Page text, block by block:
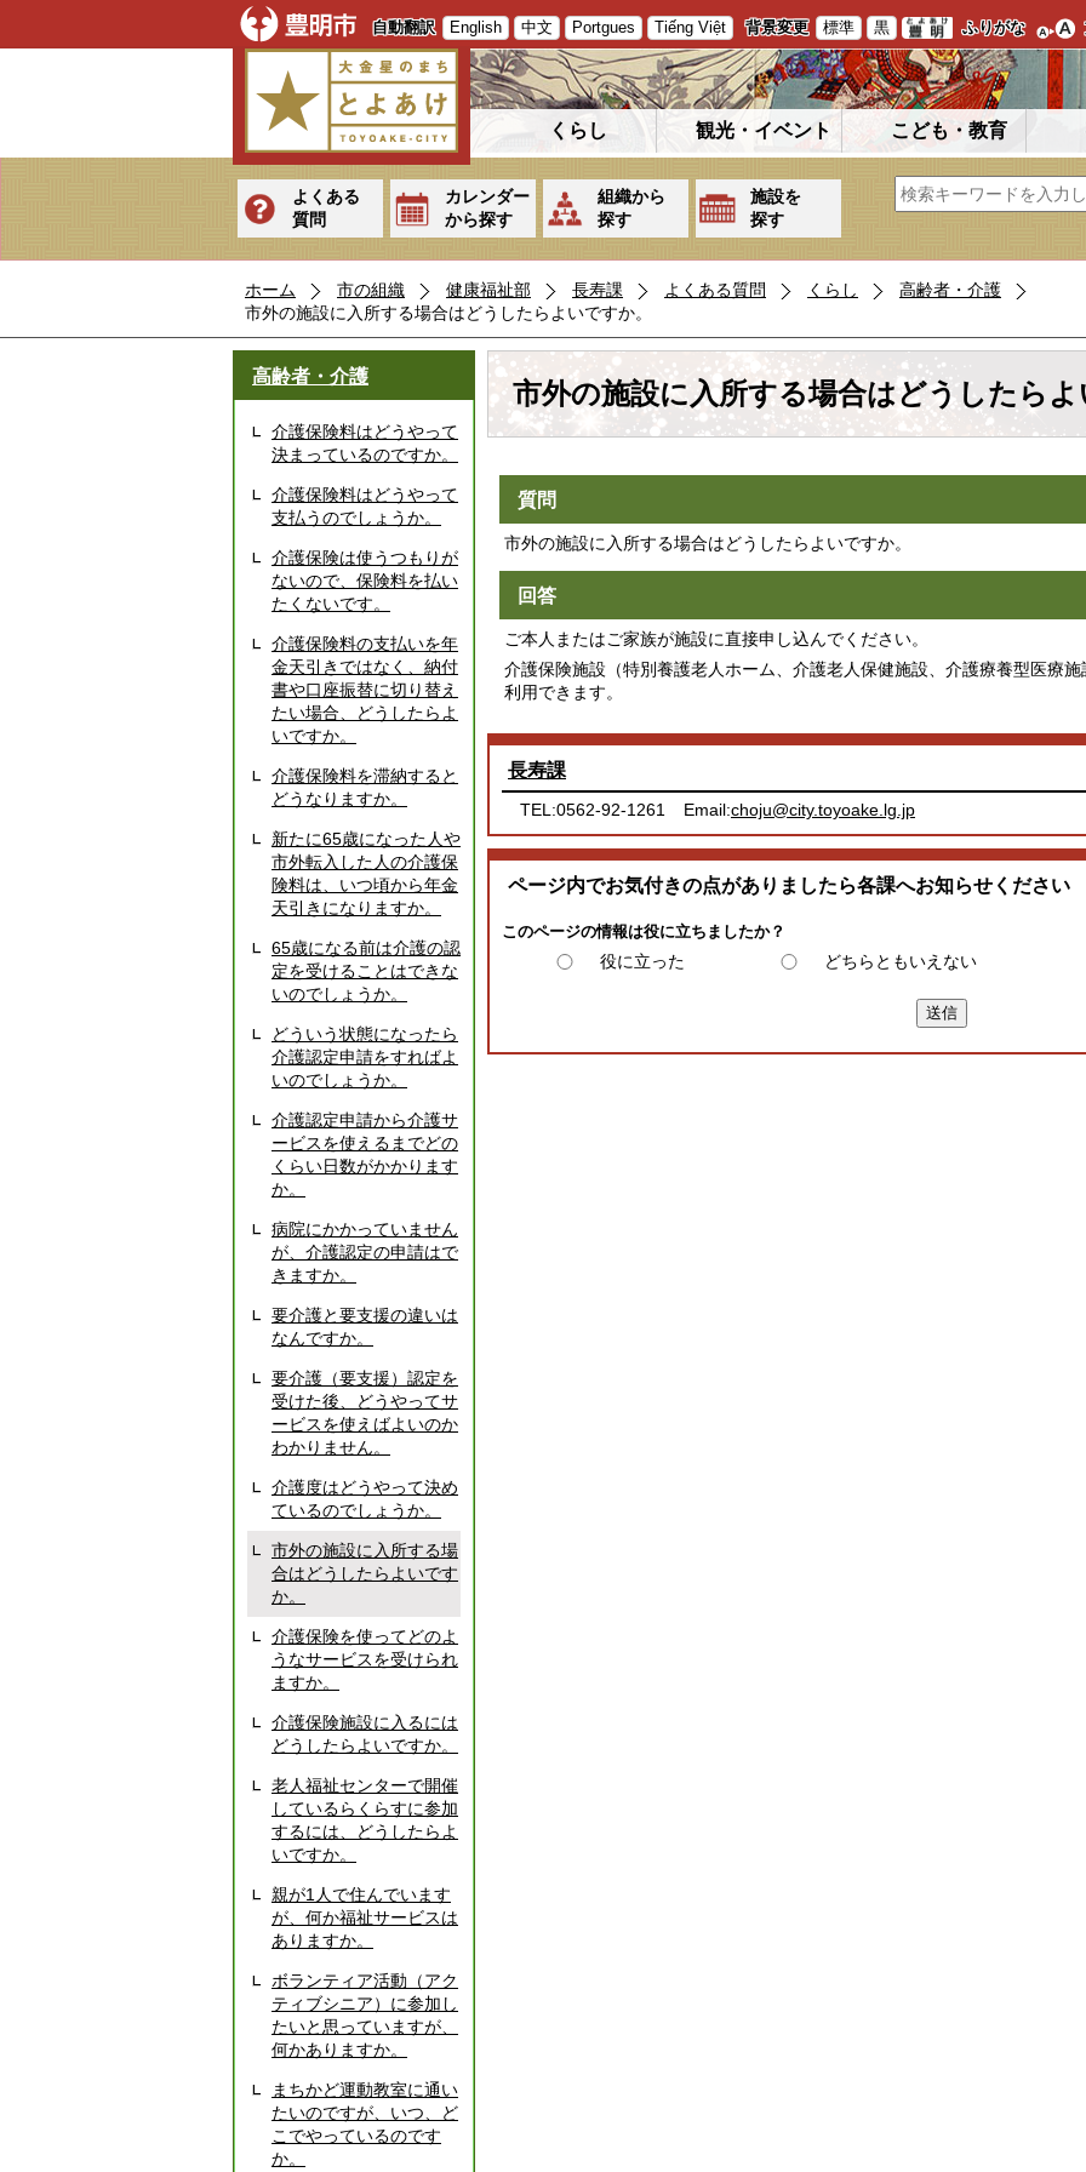
自動翻訳 English 中文 Portgues Tiếng Việt 背景変更 標準 黒 ふりがな
くらし 観光・イベント こども・教育
よくある
質問
カレンダー
から探す
組織から
探す
施設を
探す
ホーム 市の組織 健康福祉部 長寿課 よくある質問 くらし
高齢者・介護
市外の施設に入所する場合はどうしたらよいですか。
高齢者・介護
介護保険料はどうやって
決まっているのですか。
介護保険料はどうやって
支払うのでしょうか。
介護保険は使うつもりが
ないので、保険料を払い
たくないです。
介護保険料の支払いを年
金天引きではなく、納付
書や口座振替に切り替え
たい場合、どうしたらよ
いですか。
介護保険料を滞納すると
どうなりますか。
新たに65歳になった人や
市外転入した人の介護保
険料は、いつ頃から年金
天引きになりますか。
65歳になる前は介護の認
定を受けることはできな
いのでしょうか。
どういう状態になったら
介護認定申請をすればよ
いのでしょうか。
介護認定申請から介護サ
ービスを使えるまでどの
くらい日数がかかります
か。
病院にかかっていません
が、介護認定の申請はで
きますか。
要介護と要支援の違いは
なんですか。
要介護（要支援）認定を
受けた後、どうやってサ
ービスを使えばよいのか
わかりません。
介護度はどうやって決め
ているのでしょうか。
市外の施設に入所する場
合はどうしたらよいです
か。
介護保険を使ってどのよ
うなサービスを受けられ
ますか。
介護保険施設に入るには
どうしたらよいですか。
老人福祉センターで開催
しているらくらすに参加
するには、どうしたらよ
いですか。
親が1人で住んでいます
が、何か福祉サービスは
ありますか。
ボランティア活動（アク
ティブシニア）に参加し
たいと思っていますが、
何かありますか。
まちかど運動教室に通い
たいのですが、いつ、ど
こでやっているのです
か。
市外の施設に入所する場合はどうしたらよ
質問
市外の施設に入所する場合はどうしたらよいですか。
回答
ご本人またはご家族が施設に直接申し込んでください。
介護保険施設（特別養護老人ホーム、介護老人保健施設、介護療養型医療
利用できます。
長寿課
TEL:0562-92-1261 Email:choju@city.toyoake.lg.jp
ページ内でお気付きの点がありましたら各課へお知らせください
このページの情報は役に立ちましたか？
役に立った どちらともいえない